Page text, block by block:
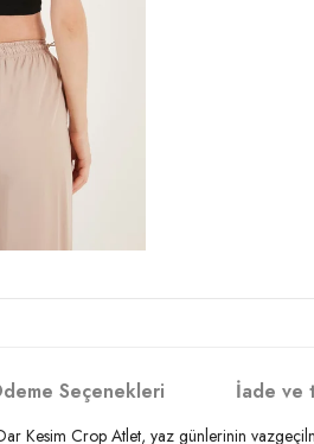
Seçenekleri İade ve
Kesim Crop Atlet, yaz günlerinin